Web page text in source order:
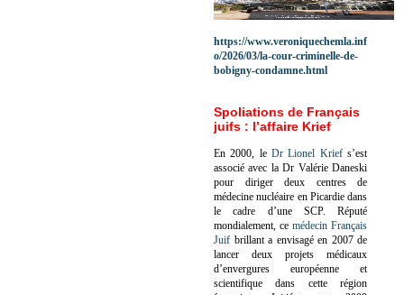
https://www.veroniquechemla.inf
o/2026/03/la-cour-criminelle-de-
bobigny-condamne.html
Spoliations de Français
juifs : l’affaire Krief
En 2000, le Dr Lionel Kriefs’est
associé avec la Dr Valérie Daneski
pour diriger deux centres de
médecine nucléaire en Picardie dans
le cadre d’une SCP. Réputé
mondialement, ce médecin Français
Juif brillant a envisagé en 2007 de
lancer deux projets médicaux
d’envergures européenne et
scientifique dans cette région